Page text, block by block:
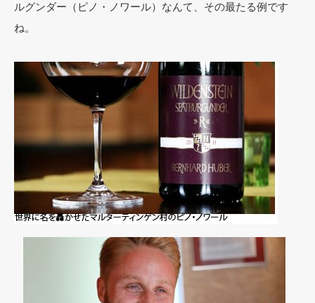
ルグンダー（ピノ・ノワール）なんて、その最たる例です
ね。